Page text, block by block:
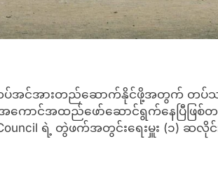
အင်အားတည်ဆောက်နိုင်ဖို့အတွက် တပ်သာ
ကောင်အထည်ဖော်ဆောင်ရွက်နေပြီဖြစ်တ
ရဲ့ တွဲဖက်အတွင်းရေးမှူး (၁) ဆလို